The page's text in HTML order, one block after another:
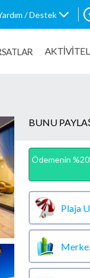
/ Destek
BUNU
Ödemenin
Plaja